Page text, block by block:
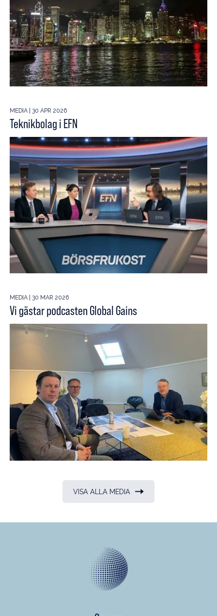
MEDIA | 30 APR 2026
Teknikbolag i EFN
MEDIA | 30 MAR 2026
Vi gästar podcasten Global Gains
VISA ALLA MEDIA